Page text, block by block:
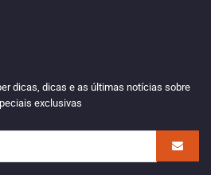
dicas, dicas e as últimas notícias sobre
exclusivas